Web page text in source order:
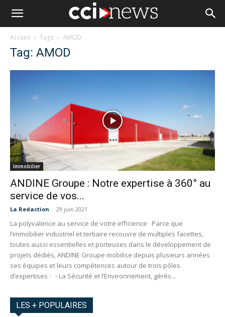
Accueil Tags AMOD
Tag: AMOD
Immobilier
ANDINE Groupe : Notre expertise à 360° au
service de vos...
La Redaction - 29 juin 2021
La polyvalence au service de votre efficience Parce que
l’immobilier industriel et tertiaire recouvre de multiples facettes,
toutes aussi essentielles et porteuses dans le développement de
projets dédiés, ANDINE Groupe mobilise depuis plusieurs années
ses équipes et leurs compétences autour de trois pôles
d’expertises : - La Sécurité et l’Environnement, gérés...
LES + POPULAIRES